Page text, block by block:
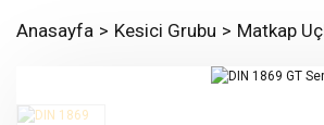
Anasayfa Kesici Grubu Matkap